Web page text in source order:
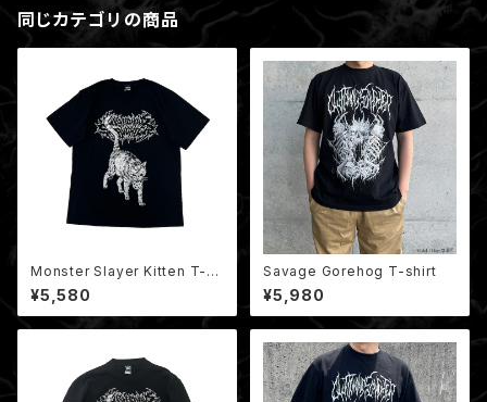
同じカテゴリの商品
Monster Slayer Kitten T-sh
irt / モンスタースレイヤー子猫
¥5,580
Savage Gorehog T-shirt
¥5,980